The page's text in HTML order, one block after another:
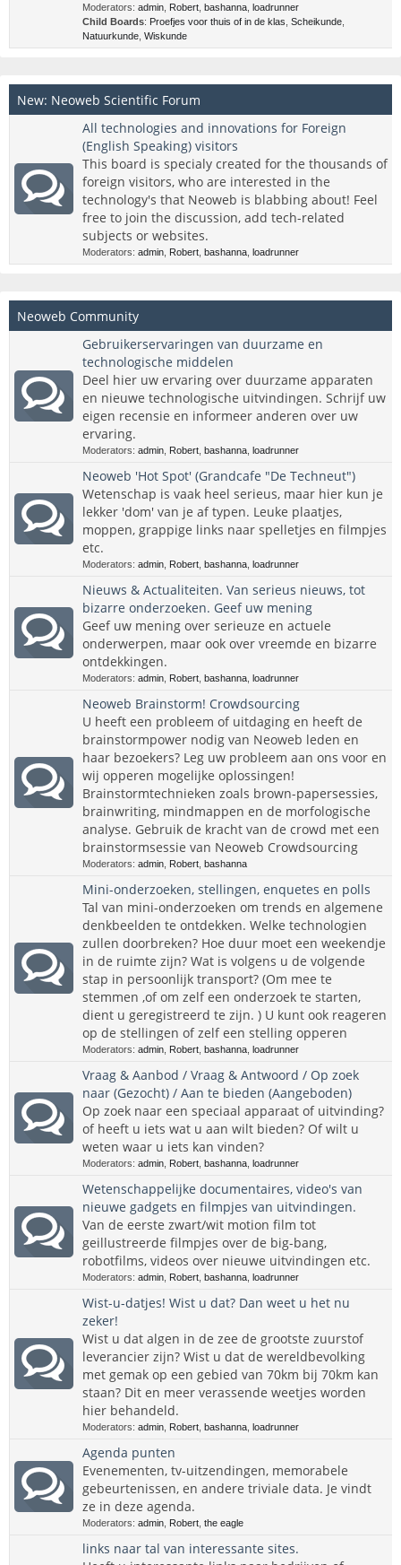
Moderators: admin Robert bashanna loadrunner
Child Boards: Proefjes voor thuis of in de klas Scheikunde
Natuurkunde Wiskunde
New: Neoweb Scientific Forum
All technologies and innovations for Foreign
(English Speaking) visitors
This board is specialy created for the thousands of
foreign visitors, who are interested in the
technology's that Neoweb is blabbing about! Feel
free to join the discussion, add tech-related
subjects or websites.
Moderators: admin Robert bashanna loadrunner
Neoweb Community
Gebruikerservaringen van duurzame en
technologische middelen
Deel hier uw ervaring over duurzame apparaten
en nieuwe technologische uitvindingen. Schrijf uw
eigen recensie en informeer anderen over uw
ervaring.
Moderators: admin Robert bashanna loadrunner
Neoweb 'Hot Spot' (Grandcafe "De Techneut")
Wetenschap is vaak heel serieus, maar hier kun je
lekker 'dom' van je af typen. Leuke plaatjes,
moppen, grappige links naar spelletjes en filmpjes
etc.
Moderators: admin Robert bashanna loadrunner
Nieuws & Actualiteiten. Van serieus nieuws, tot
bizarre onderzoeken. Geef uw mening
Geef uw mening over serieuze en actuele
onderwerpen, maar ook over vreemde en bizarre
ontdekkingen.
Moderators: admin Robert bashanna loadrunner
Neoweb Brainstorm! Crowdsourcing
U heeft een probleem of uitdaging en heeft de
brainstormpower nodig van Neoweb leden en
haar bezoekers? Leg uw probleem aan ons voor en
wij opperen mogelijke oplossingen!
Brainstormtechnieken zoals brown-papersessies,
brainwriting, mindmappen en de morfologische
analyse. Gebruik de kracht van de crowd met een
brainstormsessie van Neoweb Crowdsourcing
Moderators: admin Robert bashanna
Mini-onderzoeken, stellingen, enquetes en polls
Tal van mini-onderzoeken om trends en algemene
denkbeelden te ontdekken. Welke technologien
zullen doorbreken? Hoe duur moet een weekendje
in de ruimte zijn? Wat is volgens u de volgende
stap in persoonlijk transport? (Om mee te
stemmen ,of om zelf een onderzoek te starten,
dient u geregistreerd te zijn. ) U kunt ook reageren
op de stellingen of zelf een stelling opperen
Moderators: admin Robert bashanna loadrunner
Vraag & Aanbod / Vraag & Antwoord / Op zoek
naar (Gezocht) / Aan te bieden (Aangeboden)
Op zoek naar een speciaal apparaat of uitvinding?
of heeft u iets wat u aan wilt bieden? Of wilt u
weten waar u iets kan vinden?
Moderators: admin Robert bashanna loadrunner
Wetenschappelijke documentaires, video's van
nieuwe gadgets en filmpjes van uitvindingen.
Van de eerste zwart/wit motion film tot
geillustreerde filmpjes over de big-bang,
robotfilms, videos over nieuwe uitvindingen etc.
Moderators: admin Robert bashanna loadrunner
Wist-u-datjes! Wist u dat? Dan weet u het nu
zeker!
Wist u dat algen in de zee de grootste zuurstof
leverancier zijn? Wist u dat de wereldbevolking
met gemak op een gebied van 70km bij 70km kan
staan? Dit en meer verassende weetjes worden
hier behandeld.
Moderators: admin Robert bashanna loadrunner
Agenda punten
Evenementen, tv-uitzendingen, memorabele
gebeurtenissen, en andere triviale data. Je vindt
ze in deze agenda.
Moderators: admin Robert the eagle
links naar tal van interessante sites.